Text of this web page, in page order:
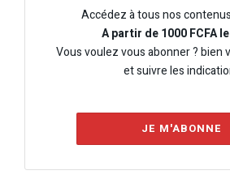
Accédez à tous nos
A partir de 1000 FCFA
Vous voulez vous abonner ? bien
et suivre les
JE M'ABONNE